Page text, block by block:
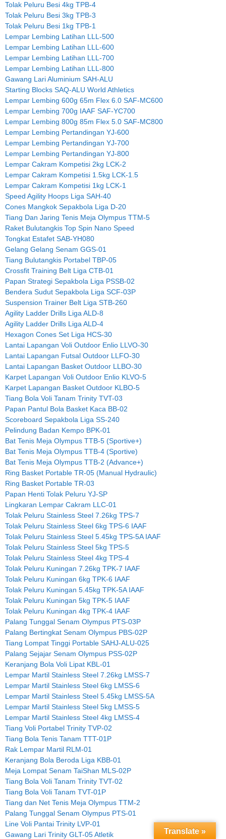
Tolak Peluru Besi 4kg TPB-4
Tolak Peluru Besi 3kg TPB-3
Tolak Peluru Besi 1kg TPB-1
Lempar Lembing Latihan LLL-500
Lempar Lembing Latihan LLL-600
Lempar Lembing Latihan LLL-700
Lempar Lembing Latihan LLL-800
Gawang Lari Aluminium SAH-ALU
Starting Blocks SAQ-ALU World Athletics
Lempar Lembing 600g 65m Flex 6.0 SAF-MC600
Lempar Lembing 700g IAAF SAF-YC700
Lempar Lembing 800g 85m Flex 5.0 SAF-MC800
Lempar Lembing Pertandingan YJ-600
Lempar Lembing Pertandingan YJ-700
Lempar Lembing Pertandingan YJ-800
Lempar Cakram Kompetisi 2kg LCK-2
Lempar Cakram Kompetisi 1.5kg LCK-1.5
Lempar Cakram Kompetisi 1kg LCK-1
Speed Agility Hoops Liga SAH-40
Cones Mangkok Sepakbola Liga D-20
Tiang Dan Jaring Tenis Meja Olympus TTM-5
Raket Bulutangkis Top Spin Nano Speed
Tongkat Estafet SAB-YH080
Gelang Gelang Senam GGS-01
Tiang Bulutangkis Portabel TBP-05
Crossfit Training Belt Liga CTB-01
Papan Strategi Sepakbola Liga PSSB-02
Bendera Sudut Sepakbola Liga SCF-03P
Suspension Trainer Belt Liga STB-260
Agility Ladder Drills Liga ALD-8
Agility Ladder Drills Liga ALD-4
Hexagon Cones Set Liga HCS-30
Lantai Lapangan Voli Outdoor Enlio LLVO-30
Lantai Lapangan Futsal Outdoor LLFO-30
Lantai Lapangan Basket Outdoor LLBO-30
Karpet Lapangan Voli Outdoor Enlio KLVO-5
Karpet Lapangan Basket Outdoor KLBO-5
Tiang Bola Voli Tanam Trinity TVT-03
Papan Pantul Bola Basket Kaca BB-02
Scoreboard Sepakbola Liga SS-240
Pelindung Badan Kempo BPK-01
Bat Tenis Meja Olympus TTB-5 (Sportive+)
Bat Tenis Meja Olympus TTB-4 (Sportive)
Bat Tenis Meja Olympus TTB-2 (Advance+)
Ring Basket Portable TR-05 (Manual Hydraulic)
Ring Basket Portable TR-03
Papan Henti Tolak Peluru YJ-SP
Lingkaran Lempar Cakram LLC-01
Tolak Peluru Stainless Steel 7.26kg TPS-7
Tolak Peluru Stainless Steel 6kg TPS-6 IAAF
Tolak Peluru Stainless Steel 5.45kg TPS-5A IAAF
Tolak Peluru Stainless Steel 5kg TPS-5
Tolak Peluru Stainless Steel 4kg TPS-4
Tolak Peluru Kuningan 7.26kg TPK-7 IAAF
Tolak Peluru Kuningan 6kg TPK-6 IAAF
Tolak Peluru Kuningan 5.45kg TPK-5A IAAF
Tolak Peluru Kuningan 5kg TPK-5 IAAF
Tolak Peluru Kuningan 4kg TPK-4 IAAF
Palang Tunggal Senam Olympus PTS-03P
Palang Bertingkat Senam Olympus PBS-02P
Tiang Lompat Tinggi Portable SAHJ-ALU-025
Palang Sejajar Senam Olympus PSS-02P
Keranjang Bola Voli Lipat KBL-01
Lempar Martil Stainless Steel 7.26kg LMSS-7
Lempar Martil Stainless Steel 6kg LMSS-6
Lempar Martil Stainless Steel 5.45kg LMSS-5A
Lempar Martil Stainless Steel 5kg LMSS-5
Lempar Martil Stainless Steel 4kg LMSS-4
Tiang Voli Portabel Trinity TVP-02
Tiang Bola Tenis Tanam TTT-01P
Rak Lempar Martil RLM-01
Keranjang Bola Beroda Liga KBB-01
Meja Lompat Senam TaiShan MLS-02P
Tiang Bola Voli Tanam Trinity TVT-02
Tiang Bola Voli Tanam TVT-01P
Tiang dan Net Tenis Meja Olympus TTM-2
Palang Tunggal Senam Olympus PTS-01
Line Voli Pantai Trinity LVP-01
Gawang Lari Trinity GLT-05 Atletik
Translate »